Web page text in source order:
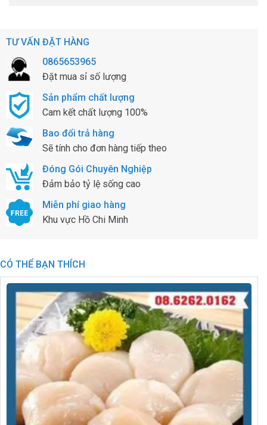
TƯ VẤN ĐẶT HÀNG
0865653965
Đặt mua sỉ số lượng
Sản phẩm chất lượng
Cam kết chất lượng 100%
Bao đổi trả hàng
Sẽ tính cho đơn hàng tiếp theo
Đóng Gói Chuyên Nghiệp
Đảm bảo tỷ lệ sống cao
Miễn phí giao hàng
Khu vực Hồ Chi Minh
CÓ THỂ BẠN THÍCH